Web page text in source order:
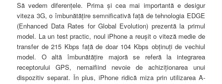
Să vedem diferenţele. Prima şi cea mai importantă e desigur
viteza 3G, o îmbunătăţire semnificativă faţă de tehnologia EDGE
(Enhanced Data Rates for Global Evolution) prezentă la primul
model. La un test practic, noul iPhone a reuşit o viteză medie de
transfer de 215 Kbps faţă de doar 104 Kbps obţinuţi de vechiul
model. O altă îmbunătăţire majoră se referă la integrarea
receptorului GPS, nemaifiind nevoie de achiziţionarea unui
dispozitiv separat. În plus, iPhone ridică miza prin utilizarea A-